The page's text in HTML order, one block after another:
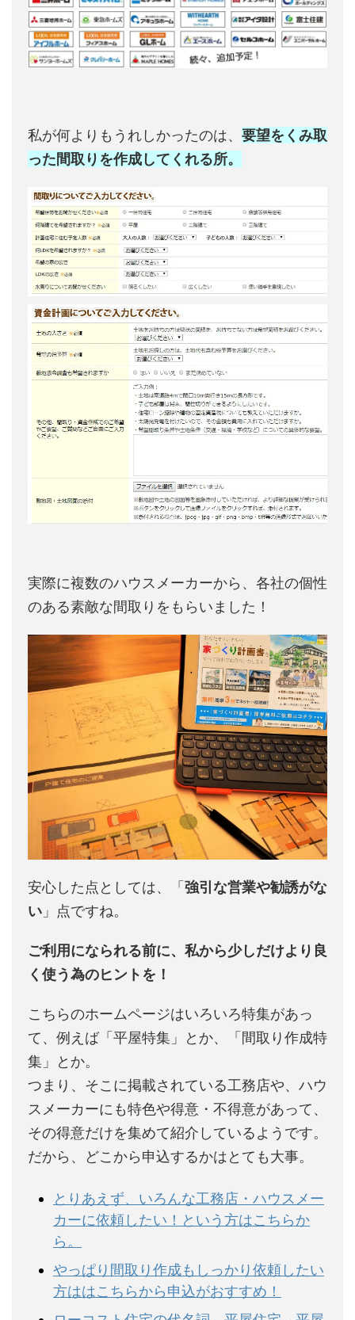
私が何よりもうれしかったのは、 要望をくみ取
った間取りを作成してくれる所。
実際に複数のハウスメーカーから、各社の個性
のある素敵な間取りをもらいました！
安心した点としては、「 強引な営業や勧誘がな
い 」点ですね。
ご利用になられる前に、私から少しだけより良
く使う為のヒントを！
こちらのホームページはいろいろ特集があっ
て、例えば「平屋特集」とか、「間取り作成特
集」とか。
つまり、そこに掲載されている工務店や、ハウ
スメーカーにも特色や得意・不得意があって、
その得意だけを集めて紹介しているようです。
だから、どこから申込するかはとても大事。
とりあえず、いろんな工務店・ハウスメー
カーに依頼したい！という方はこちらか
ら。
やっぱり間取り作成もしっかり依頼したい
方ははこちらから申込がおすすめ！